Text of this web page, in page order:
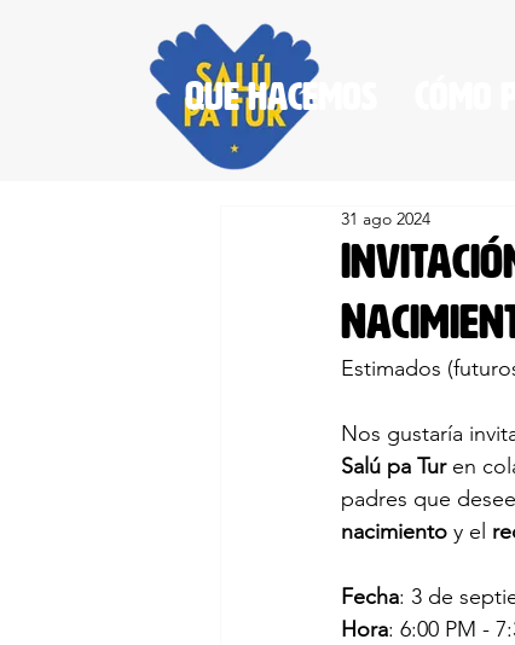
Que hacemos
31 ago 2024
Estimados
Nos gustaría
Salú pa Tur en
padres que
nacimiento y el
Fecha: 3 de
Hora: 6:00 PM -